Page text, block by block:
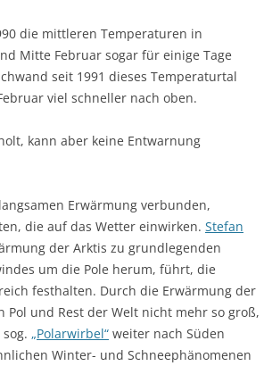
die mittleren Temperaturen in
Mitte Februar sogar für einige Tage
seit 1991 dieses Temperaturtal
viel schneller nach oben.
kann aber keine Entwarnung
Erwärmung verbunden,
die auf das Wetter einwirken. Stefan
der Arktis zu grundlegenden
um die Pole herum, führt, die
festhalten. Durch die Erwärmung der
und Rest der Welt nicht mehr so groß,
„Polarwirbel“ weiter nach Süden
Winter- und Schneephänomenen